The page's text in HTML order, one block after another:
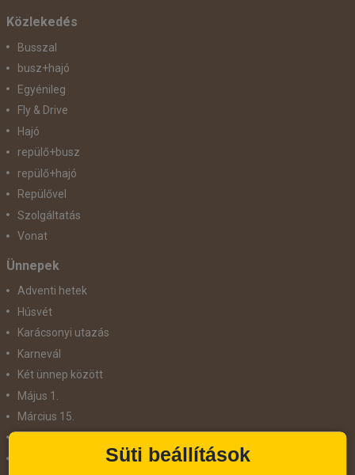
Közlekedés
Busszal
busz+hajó
Egyénileg
Fly & Drive
Hajó
repülő+busz
repülő+hajó
Repülővel
Szolgáltatás
Vonat
Ünnepek
Adventi hetek
Húsvét
Karácsonyi utazás
Karnevál
Két ünnep között
Május 1.
Március 15.
Süti beállítások